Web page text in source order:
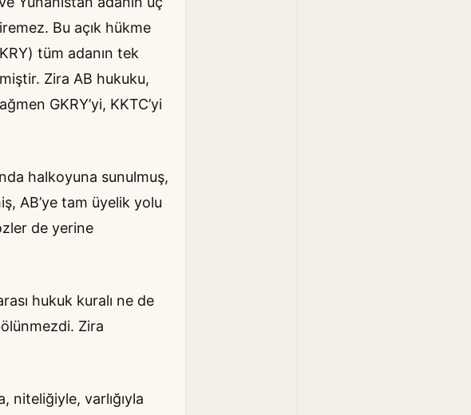
Bu açık hükme
tüm adanın tek
Zira AB hukuku,
GKRY’yi, KKTC’yi
halkoyuna sunulmuş,
AB’ye tam üyelik yolu
de yerine
hukuk kuralı ne de
Zira
niteliğiyle, varlığıyla